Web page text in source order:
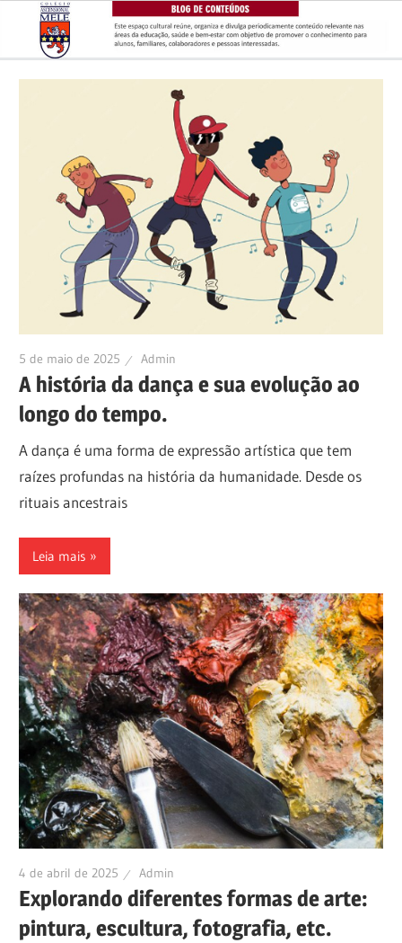
content
5 de maio de 2025 Admin
A história da dança e sua evolução ao
longo do tempo.
A dança é uma forma de expressão artística que tem
raízes profundas na história da humanidade. Desde os
rituais ancestrais
Leia mais
4 de abril de 2025 Admin
Explorando diferentes formas de arte:
pintura, escultura, fotografia, etc.